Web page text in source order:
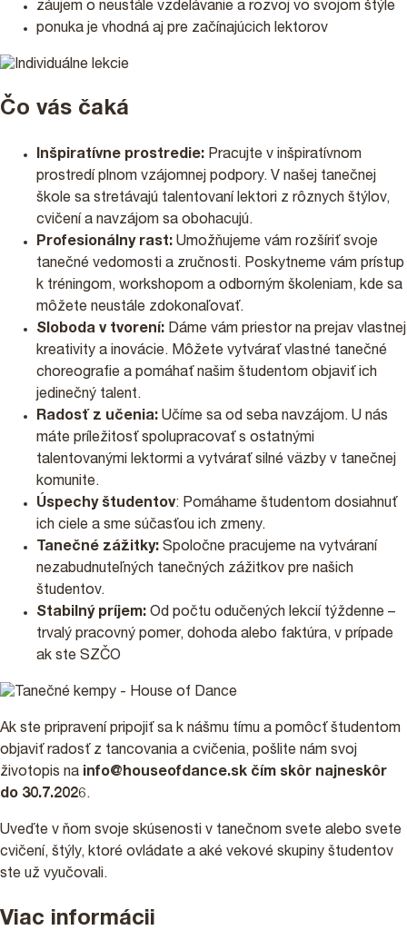
záujem o neustále vzdelávanie a rozvoj vo svojom štýle
ponuka je vhodná aj pre začínajúcich lektorov
Čo vás čaká
Inšpiratívne prostredie: Pracujte v inšpiratívnom
prostredí plnom vzájomnej podpory. V našej tanečnej
škole sa stretávajú talentovaní lektori z rôznych štýlov,
cvičení a navzájom sa obohacujú.
Profesionálny rast: Umožňujeme vám rozšíriť svoje
tanečné vedomosti a zručnosti. Poskytneme vám prístup
k tréningom, workshopom a odborným školeniam, kde sa
môžete neustále zdokonaľovať.
Sloboda v tvorení: Dáme vám priestor na prejav vlastnej
kreativity a inovácie. Môžete vytvárať vlastné tanečné
choreografie a pomáhať našim študentom objaviť ich
jedinečný talent.
Radosť z učenia: Učíme sa od seba navzájom. U nás
máte príležitosť spolupracovať s ostatnými
talentovanými lektormi a vytvárať silné väzby v tanečnej
komunite.
Úspechy študentov: Pomáhame študentom dosiahnuť
ich ciele a sme súčasťou ich zmeny.
Tanečné zážitky: Spoločne pracujeme na vytváraní
nezabudnuteľných tanečných zážitkov pre našich
študentov.
Stabilný príjem: Od počtu odučených lekcií týždenne –
trvalý pracovný pomer, dohoda alebo faktúra, v prípade
ak ste SZČO
Ak ste pripravení pripojiť sa k nášmu tímu a pomôcť študentom
objaviť radosť z tancovania a cvičenia, pošlite nám svoj
životopis na info@houseofdance.sk čím skôr najneskôr
do 30.7.2026.
Uveďte v ňom svoje skúsenosti v tanečnom svete alebo svete
cvičení, štýly, ktoré ovládate a aké vekové skupiny študentov
ste už vyučovali.
Viac informácii